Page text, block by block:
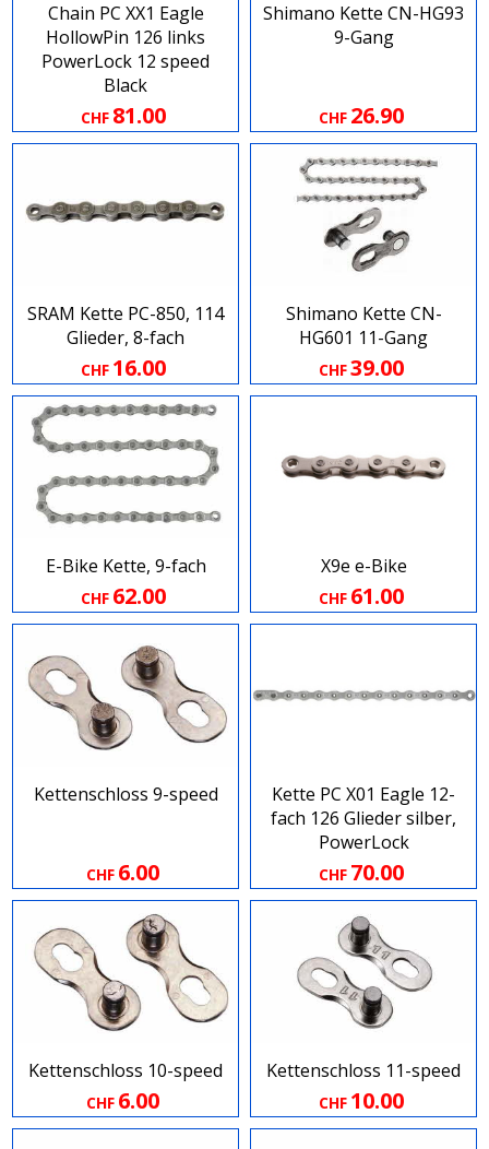
Chain PC XX1 Eagle
HollowPin 126 links
PowerLock 12 speed
Black
CHF 81.00
Shimano Kette CN-HG93
9-Gang
CHF 26.90
SRAM Kette PC-850, 114
Glieder, 8-fach
CHF 16.00
Shimano Kette CN-
HG601 11-Gang
CHF39.00
E-Bike Kette, 9-fach
CHF 62.00
X9e e-Bike
CHF 61.00
Kettenschloss 9-speed
CHF 6.00
Kette PC X01 Eagle 12-
fach 126 Glieder silber,
PowerLock
CHF 70.00
Kettenschloss 10-speed
CHF 6.00
Kettenschloss 11-speed
CHF 10.00